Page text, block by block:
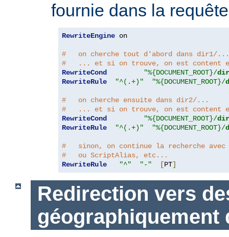
fournie dans la
RewriteEngine on
#   on cherche tout d'abord dans dir1/...
#   ... et si on trouve, on est content
RewriteCond
"%{DOCUMENT_ROOT}/
RewriteRule
"^(.+)" "%{DOCUMENT_ROOT}/
#   on cherche ensuite dans dir2/...
#   ... et si on trouve, on est content
RewriteCond
"%{DOCUMENT_ROOT}/
RewriteRule
"^(.+)" "%{DOCUMENT_ROOT}/
#   sinon, on continue la recherche
#   ou ScriptAlias, etc...
RewriteRule
"^" "-" [PT]
Redirection vers
géographiquement